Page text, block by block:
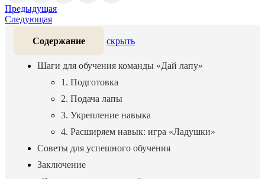
Предыдущая
Следующая
Содержание скрыть
Шаги для обучения команды «Дай лапу»
1. Подготовка
2. Подача лапы
3. Укрепление навыка
4. Расширяем навык: игра «Ладушки»
Советы для успешного обучения
Заключение